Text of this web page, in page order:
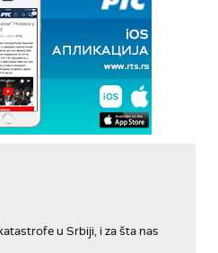
u Srbiji, i za šta nas